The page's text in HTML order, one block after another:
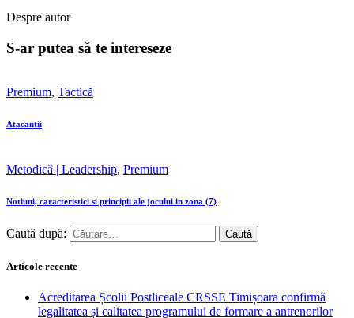
Despre autor
S-ar putea să te intereseze
Premium, Tactică
Atacantii
Metodică | Leadership, Premium
Notiuni, caracteristici si principii ale jocului in zona (7)
Caută după:
Articole recente
Acreditarea Școlii Postliceale CRSSE Timișoara confirmă
legalitatea și calitatea programului de formare a antrenorilor